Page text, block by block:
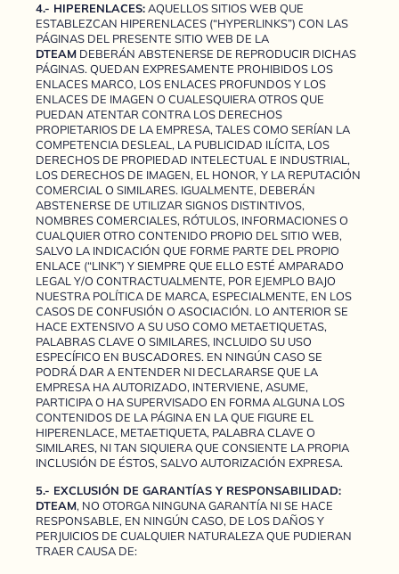
4.- HIPERENLACES:AQUELLOS SITIOS WEB QUE
ESTABLEZCAN HIPERENLACES (“HYPERLINKS”) CON LAS
PÁGINAS DEL PRESENTE SITIO WEB DE LA
DTEAM DEBERÁN ABSTENERSE DE REPRODUCIR DICHAS
PÁGINAS. QUEDAN EXPRESAMENTE PROHIBIDOS LOS
ENLACES MARCO, LOS ENLACES PROFUNDOS Y LOS
ENLACES DE IMAGEN O CUALESQUIERA OTROS QUE
PUEDAN ATENTAR CONTRA LOS DERECHOS
PROPIETARIOS DE LA EMPRESA, TALES COMO SERÍAN LA
COMPETENCIA DESLEAL, LA PUBLICIDAD ILÍCITA, LOS
DERECHOS DE PROPIEDAD INTELECTUAL E INDUSTRIAL,
LOS DERECHOS DE IMAGEN, EL HONOR, Y LA REPUTACIÓN
COMERCIAL O SIMILARES. IGUALMENTE, DEBERÁN
ABSTENERSE DE UTILIZAR SIGNOS DISTINTIVOS,
NOMBRES COMERCIALES, RÓTULOS, INFORMACIONES O
CUALQUIER OTRO CONTENIDO PROPIO DEL SITIO WEB,
SALVO LA INDICACIÓN QUE FORME PARTE DEL PROPIO
ENLACE (“LINK”) Y SIEMPRE QUE ELLO ESTÉ AMPARADO
LEGAL Y/O CONTRACTUALMENTE, POR EJEMPLO BAJO
NUESTRA POLÍTICA DE MARCA, ESPECIALMENTE, EN LOS
CASOS DE CONFUSIÓN O ASOCIACIÓN. LO ANTERIOR SE
HACE EXTENSIVO A SU USO COMO METAETIQUETAS,
PALABRAS CLAVE O SIMILARES, INCLUIDO SU USO
ESPECÍFICO EN BUSCADORES. EN NINGÚN CASO SE
PODRÁ DAR A ENTENDER NI DECLARARSE QUE LA
EMPRESA HA AUTORIZADO, INTERVIENE, ASUME,
PARTICIPA O HA SUPERVISADO EN FORMA ALGUNA LOS
CONTENIDOS DE LA PÁGINA EN LA QUE FIGURE EL
HIPERENLACE, METAETIQUETA, PALABRA CLAVE O
SIMILARES, NI TAN SIQUIERA QUE CONSIENTE LA PROPIA
INCLUSIÓN DE ÉSTOS, SALVO AUTORIZACIÓN EXPRESA.
5.- EXCLUSIÓN DE GARANTÍAS Y RESPONSABILIDAD:
DTEAM, NO OTORGA NINGUNA GARANTÍA NI SE HACE
RESPONSABLE, EN NINGÚN CASO, DE LOS DAÑOS Y
PERJUICIOS DE CUALQUIER NATURALEZA QUE PUDIERAN
TRAER CAUSA DE: